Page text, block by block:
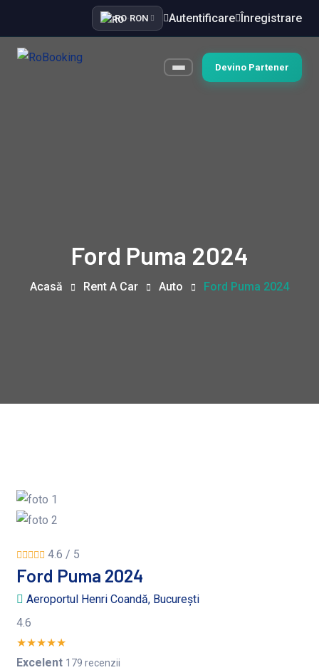
RO·RON Autentificare Înregistrare
Devino Partener
Ford Puma 2024
Acasă Rent A Car Auto Ford Puma 2024
4.6 / 5
Ford Puma 2024
Aeroportul Henri Coandă, București
4.6
★★★★★
Excelent 179 recenzii